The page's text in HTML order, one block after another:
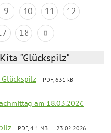
9 10 11
12
18
"Glückspilz"
Glückspilz
PDF, 631 kB
am 18.03.2026
PDF, 4.1 MB 23.02.2026